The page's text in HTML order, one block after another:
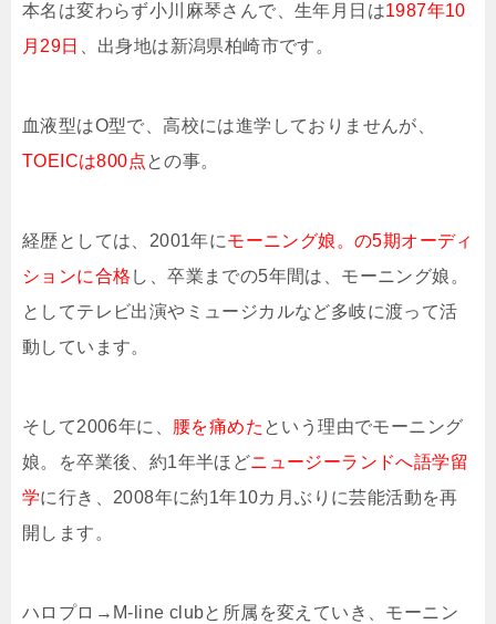
本名は変わらず小川麻琴さんで、生年月日は1987年10
月29日
、出身地は新潟県柏崎市です。
血液型はO型で、高校には進学しておりませんが、
TOEICは800点との事。
経歴としては、2001年にモーニング娘。の5期オーディ
ションに合格 し、卒業までの5年間は、モーニング娘。
としてテレビ出演やミュージカルなど多岐に渡って活
動しています。
そして2006年に、 腰を痛めた という理由でモーニング
娘。を卒業後、約1年半ほどニュージーランドへ語学留
学に行き、2008年に約1年10カ月ぶりに芸能活動を再
開します。
ハロプロ→M-line clubと所属を変えていき、モーニン